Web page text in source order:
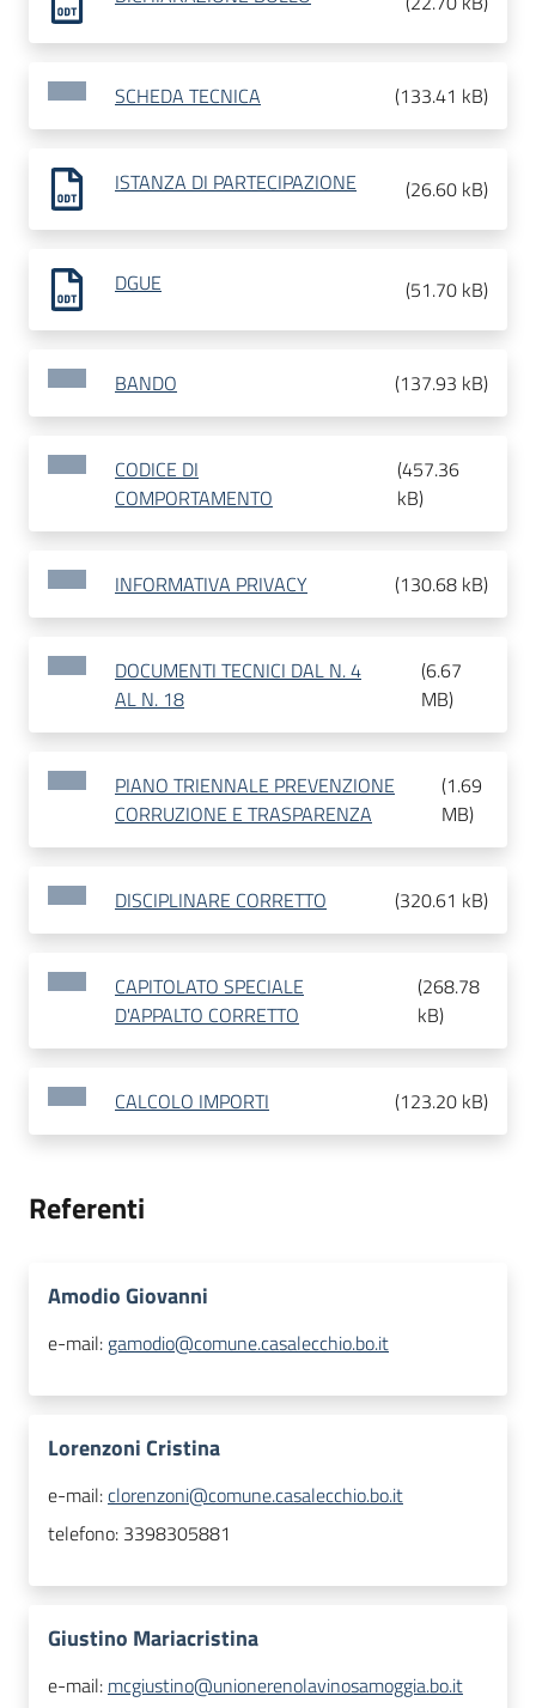
SCHEDA TECNICA (133.41 kB)
ISTANZA DI PARTECIPAZIONE (26.60 kB)
DGUE (51.70 kB)
BANDO (137.93 kB)
CODICE DI
COMPORTAMENTO
(457.36
kB)
INFORMATIVA PRIVACY (130.68 kB)
DOCUMENTI TECNICI DAL N. 4
AL N. 18
(6.67
MB)
PIANO TRIENNALE PREVENZIONE
CORRUZIONE E TRASPARENZA
(1.69
MB)
DISCIPLINARE CORRETTO (320.61 kB)
CAPITOLATO SPECIALE
D'APPALTO CORRETTO
(268.78
kB)
CALCOLO IMPORTI (123.20 kB)
Referenti
Amodio Giovanni
e-mail: gamodio@comune.casalecchio.bo.it
Lorenzoni Cristina
e-mail:clorenzoni@comune.casalecchio.bo.it
telefono: 3398305881
Giustino Mariacristina
e-mail: mcgiustino@unionerenolavinosamoggia.bo.it